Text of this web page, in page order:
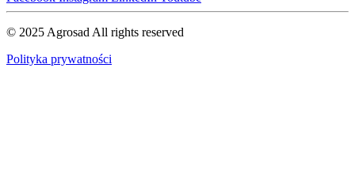
© 2025 AgrosadAll rights reserved
Polityka prywatności